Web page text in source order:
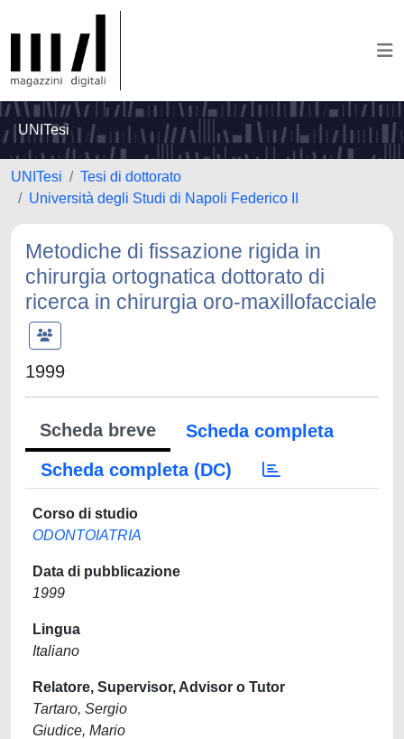
UNITesi
UNITesi
Tesi di dottorato
Università degli Studi di Napoli Federico II
Metodiche di fissazione rigida in
chirurgia ortognatica dottorato di
ricerca in chirurgia oro-maxillofacciale
1999
Scheda breve
Scheda completa
Scheda completa (DC)
Corso di studio
ODONTOIATRIA
Data di pubblicazione
1999
Lingua
Italiano
Relatore, Supervisor, Advisor o Tutor
Tartaro, Sergio
Giudice, Mario